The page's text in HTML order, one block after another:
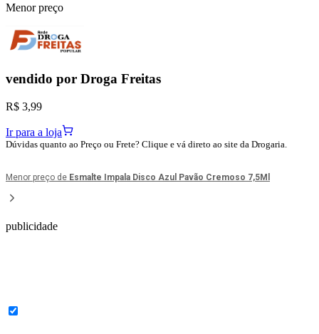
Menor preço
vendido por Droga Freitas
R$ 3,99
Ir para a loja
Dúvidas quanto ao Preço ou Frete? Clique e vá direto ao site da Drogaria.
Menor preço de Esmalte Impala Disco Azul Pavão Cremoso 7,5Ml
publicidade